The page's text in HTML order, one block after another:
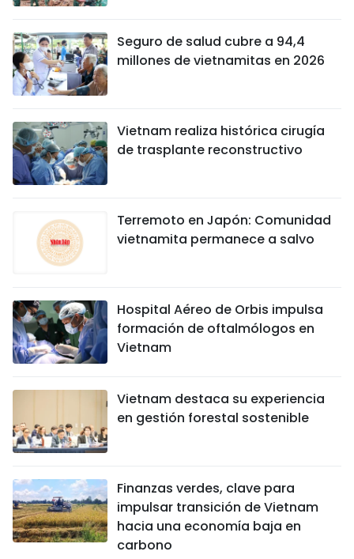
Seguro de salud cubre a 94,4
millones de vietnamitas en 2026
Vietnam realiza histórica cirugía
de trasplante reconstructivo
Terremoto en Japón: Comunidad
vietnamita permanece a salvo
Hospital Aéreo de Orbis impulsa
formación de oftalmólogos en
Vietnam
Vietnam destaca su experiencia
en gestión forestal sostenible
Finanzas verdes, clave para
impulsar transición de Vietnam
hacia una economía baja en
carbono